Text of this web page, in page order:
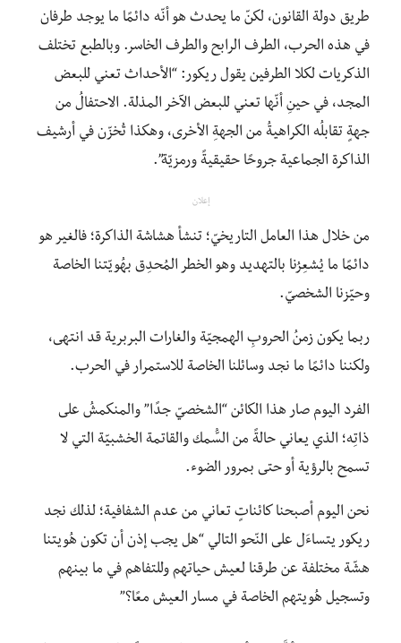
طريق دولة القانون، لكنّ ما يحدث هو أنّه دائمًا ما يوجد طرفان
في هذه الحرب، الطرف الرابح والطرف الخاسر. وبالطبع تختلف
الذكريات لكلا الطرفين يقول ريكور: “الأحداث تعني للبعض
المجد، في حينِ أنّها تعني للبعض الآخر المذلة. الاحتفالُ من
جهةٍ تقابلُه الكراهيةُ من الجهةِ الأخرى، وهكذا تُخزّن في أرشيف
الذاكرة الجماعية جروحًا حقيقيةً ورمزيّة”.
إعلان
من خلال هذا العامل التاريخيّ؛ تنشأ هشاشة الذاكرة؛ فالغير هو
دائمًا ما يُشعِرُنا بالتهديد وهو الخطر المُحدِق بهُويّتنا الخاصة
وحيّزنا الشخصيّ.
ربما يكون زمنُ الحروبِ الهمجيّة والغارات البربرية قد انتهى،
ولكننا دائمًا ما نجد وسائلنا الخاصة للاستمرار في الحرب.
الفرد اليوم صار هذا الكائن “الشخصيّ جدًا” والمنكمشُ على
ذاتِه؛ الذي يعاني حالةً من السُّمك والقاتمة الخشبيّة التي لا
تسمح بالرؤية أو حتى بمرور الضوء.
نحن اليوم أصبحنا كائناتٍ تعاني من عدم الشفافية؛ لذلك نجد
ريكور يتساءَل على النّحو التالي “هل يجب إذن أن تكون هُويتنا
هشّة مختلفة عن طرقنا لعيش حياتهم وللتفاهم في ما بينهم
وتسجيل هُويتهم الخاصة في مسار العيش معًا؟”